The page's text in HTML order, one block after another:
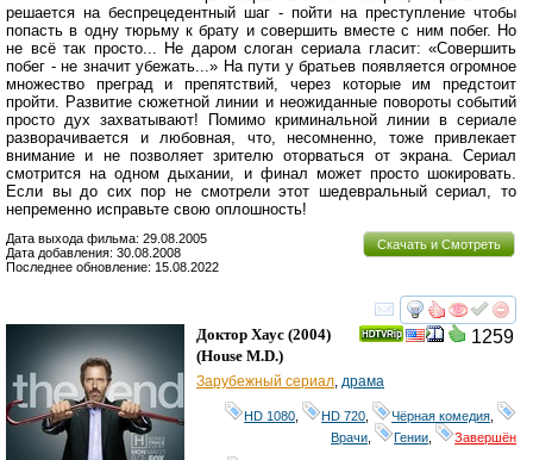
решается на беспрецедентный шаг - пойти на преступление чтобы
попасть в одну тюрьму к брату и совершить вместе с ним побег. Но
не всё так просто... Не даром слоган сериала гласит: «Совершить
побег - не значит убежать...» На пути у братьев появляется огромное
множество преград и препятствий, через которые им предстоит
пройти. Развитие сюжетной линии и неожиданные повороты событий
просто дух захватывают! Помимо криминальной линии в сериале
разворачивается и любовная, что, несомненно, тоже привлекает
внимание и не позволяет зрителю оторваться от экрана. Сериал
смотрится на одном дыхании, и финал может просто шокировать.
Если вы до сих пор не смотрели этот шедевральный сериал, то
непременно исправьте свою оплошность!
Скачать и Смотреть
Дата выхода фильма: 29.08.2005
Дата добавления: 30.08.2008
Последнее обновление: 15.08.2022
смотреть
1259
Доктор Хаус (2004)
(House M.D.)
Зарубежный сериал драма
HD 1080 HD 720 Чёрная комедия
Врачи
Гении Завершён